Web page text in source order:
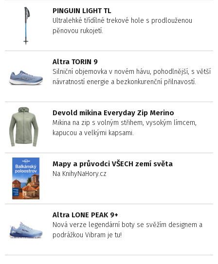
PINGUIN LIGHT TL
Ultralehké třídílné trekové hole s prodlouženou
pěnovou rukojetí.
Altra TORIN 9
Silniční objemovka v novém hávu, pohodlnější, s větší
návratností energie a bezkonkurenční přilnavostí.
Devold mikina Everyday Zip Merino
Mikina na zip s volným střihem, vysokým límcem,
kapucou a velkými kapsami.
Mapy a průvodci VŠECH zemí světa
Na KnihyNaHory.cz
Altra LONE PEAK 9+
Nová verze legendární boty se svěžím designem a
podrážkou Vibram je tu!